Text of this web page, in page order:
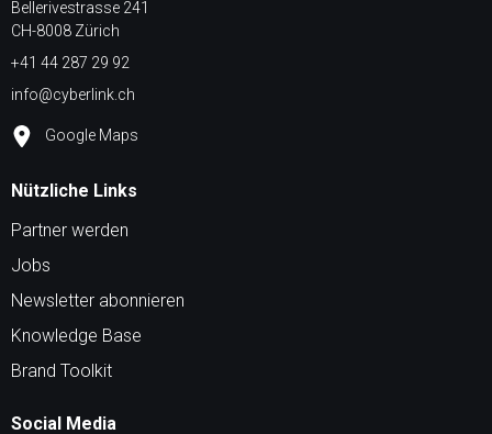
Bellerivestrasse 241
CH-8008 Zürich
+41 44 287 29 92
info@cyberlink.ch
Google Maps
Nützliche Links
Partner werden
Jobs
Newsletter abonnieren
Knowledge Base
Brand Toolkit
Social Media